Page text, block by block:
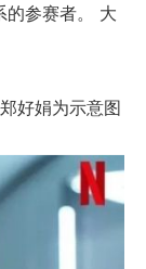
的参赛者。 大
好娟为示意图